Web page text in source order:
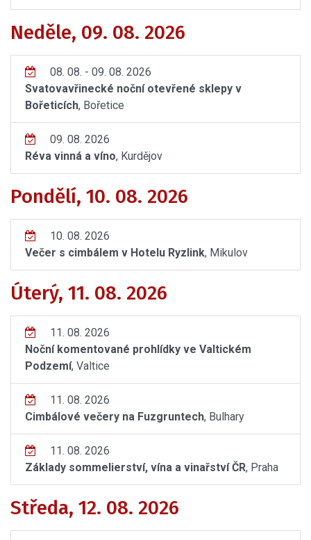
Neděle, 09. 08. 2026
08. 08. - 09. 08. 2026
Svatovavřinecké noční otevřené sklepy v
Bořeticích, Bořetice
09. 08. 2026
Réva vinná a víno, Kurdějov
Pondělí, 10. 08. 2026
10. 08. 2026
Večer s cimbálem v Hotelu Ryzlink, Mikulov
Úterý, 11. 08. 2026
11. 08. 2026
Noční komentované prohlídky ve Valtickém
Podzemí, Valtice
11. 08. 2026
Cimbálové večery na Fuzgruntech, Bulhary
11. 08. 2026
Základy sommelierství, vína a vinařství ČR, Praha
Středa, 12. 08. 2026